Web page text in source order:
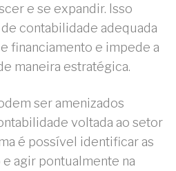
e se expandir. Isso
contabilidade adequada
financiamento e impede a
maneira estratégica.
ser amenizados
voltada ao setor
é possível identificar as
agir pontualmente na